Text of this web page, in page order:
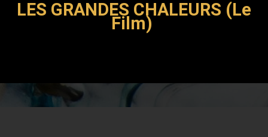
LES GRANDES CHALEURS (Le
Film)